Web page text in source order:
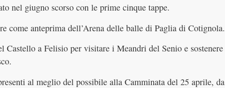
nel giugno scorso con le prime cinque tappe.
come anteprima dell’Arena delle balle di Paglia di Cotignola.
Castello a Felisio per visitare i Meandri del Senio e sostenere
al meglio del possibile alla Camminata del 25 aprile, da